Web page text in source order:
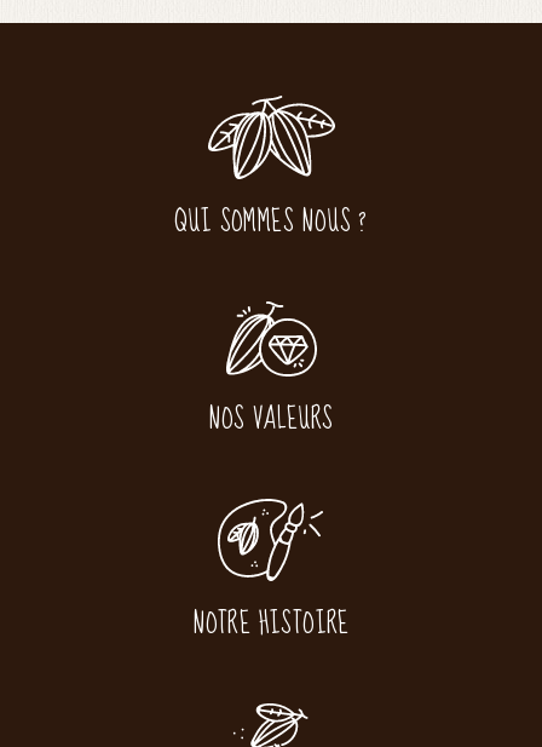
QUI SOMMES NOUS ?
NOS VALEURS
NOTRE HISTOIRE